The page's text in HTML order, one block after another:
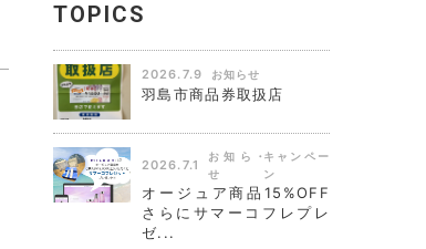
TOPICS
2026.7.9 お知らせ
羽島市商品券取扱店
2026.7.1
お知ら
せ
キャンペー
ン
オージュア商品15%OFF
さらにサマーコフレプレ
ゼ...